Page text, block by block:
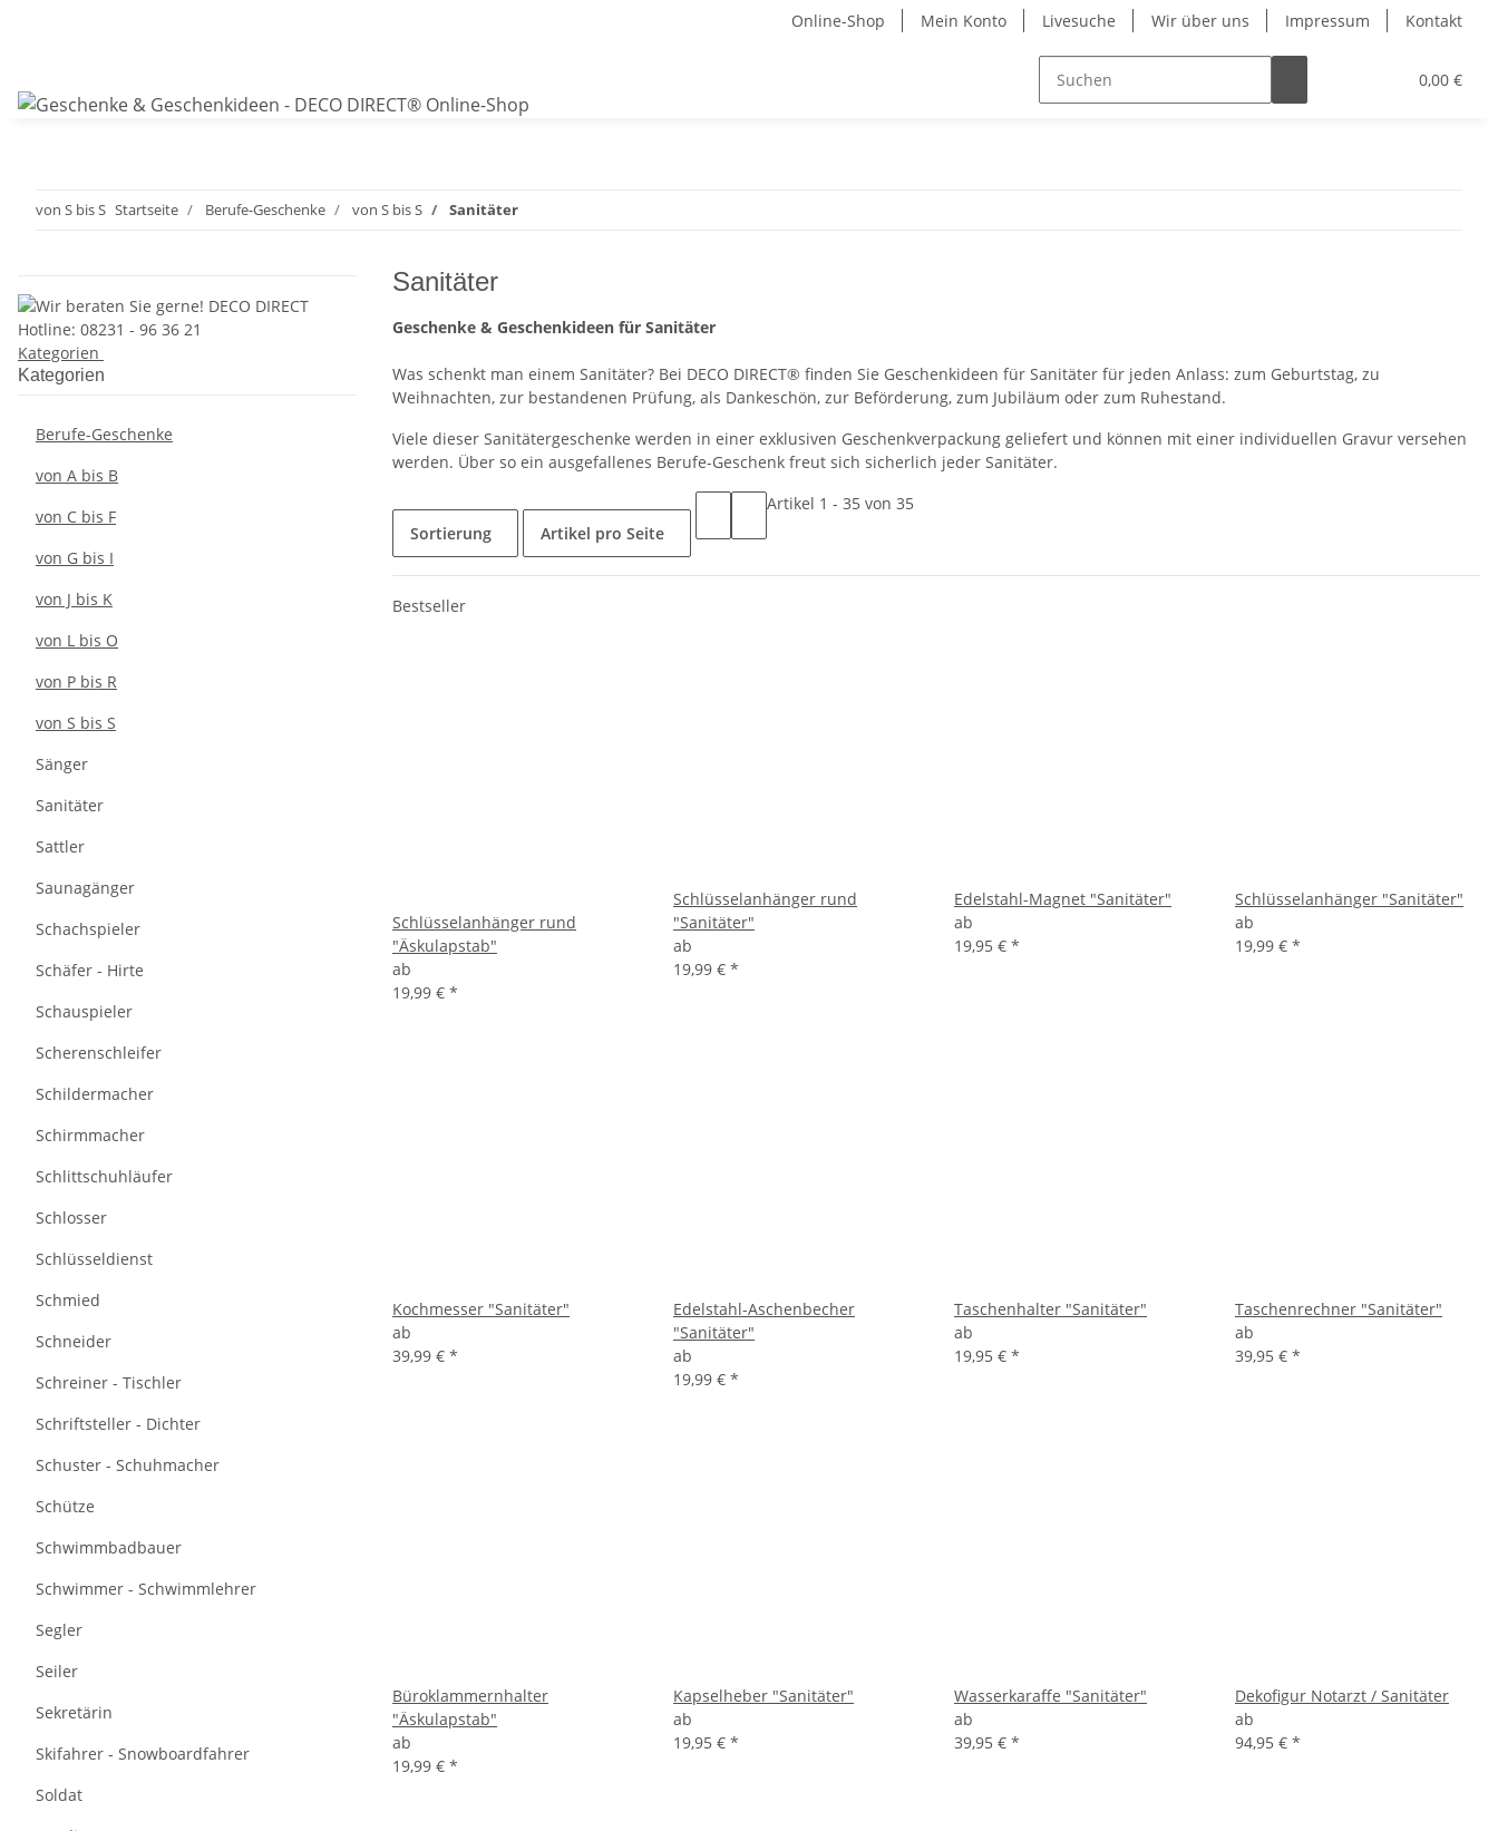
Online-Shop Mein Konto Livesuche Wir über uns Impressum Kontakt
0,00 €
von S bis S Startseite Berufe-Geschenke von S bis S Sanitäter
Sanitäter
Geschenke & Geschenkideen für Sanitäter
Was schenkt man einem Sanitäter? Bei DECO DIRECT® finden Sie Geschenkideen für Sanitäter für jeden Anlass: zum Geburtstag, zu
Weihnachten, zur bestandenen Prüfung, als Dankeschön, zur Beförderung, zum Jubiläum oder zum Ruhestand.
Viele dieser Sanitätergeschenke werden in einer exklusiven Geschenkverpackung geliefert und können mit einer individuellen Gravur versehen
werden. Über so ein ausgefallenes Berufe-Geschenk freut sich sicherlich jeder Sanitäter.
Sortierung Artikel pro Seite
Artikel 1 - 35 von 35
Bestseller
Schlüsselanhänger rund
"Äskulapstab"
ab
19,99 € *
Schlüsselanhänger rund
"Sanitäter"
ab
19,99 € *
Edelstahl-Magnet "Sanitäter"
ab
19,95 € *
Schlüsselanhänger "Sanitäter"
ab
19,99 € *
Kochmesser "Sanitäter"
ab
39,99 € *
Edelstahl-Aschenbecher
"Sanitäter"
ab
19,99 € *
Taschenhalter "Sanitäter"
ab
19,95 € *
Taschenrechner "Sanitäter"
ab
39,95 € *
Büroklammernhalter
"Äskulapstab"
ab
19,99 € *
Kapselheber "Sanitäter"
ab
19,95 € *
Wasserkaraffe "Sanitäter"
ab
39,95 € *
Dekofigur Notarzt / Sanitäter
ab
94,95 € *
Kategorien
Kategorien
Berufe-Geschenke
von A bis B
von C bis F
von G bis I
von J bis K
von L bis O
von P bis R
von S bis S
Sänger
Sanitäter
Sattler
Saunagänger
Schachspieler
Schäfer - Hirte
Schauspieler
Scherenschleifer
Schildermacher
Schirmmacher
Schlittschuhläufer
Schlosser
Schlüsseldienst
Schmied
Schneider
Schreiner - Tischler
Schriftsteller - Dichter
Schuster - Schuhmacher
Schütze
Schwimmbadbauer
Schwimmer - Schwimmlehrer
Segler
Seiler
Sekretärin
Skifahrer - Snowboardfahrer
Soldat